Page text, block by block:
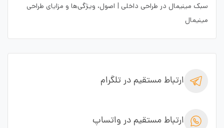
سبک مینیمال در طراحی داخلی | اصول، ویژگی‌ها و مزایای طراحی
مینیمال
ارتباط مستقیم در تلگرام
ارتباط مستقیم در واتساپ